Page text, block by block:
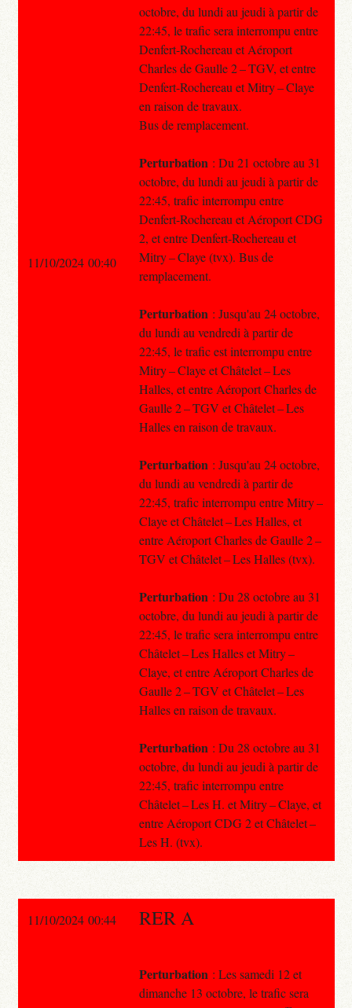
octobre, du lundi au jeudi à partir de
22:45, le trafic sera interrompu entre
Denfert-Rochereau et Aéroport
Charles de Gaulle 2 – TGV, et entre
Denfert-Rochereau et Mitry – Claye
en raison de travaux.
Bus de remplacement.
Perturbation : Du 21 octobre au 31
octobre, du lundi au jeudi à partir de
22:45, trafic interrompu entre
Denfert-Rochereau et Aéroport CDG
2, et entre Denfert-Rochereau et
Mitry – Claye (tvx). Bus de
remplacement.
Perturbation : Jusqu'au 24 octobre,
du lundi au vendredi à partir de
22:45, le trafic est interrompu entre
Mitry – Claye et Châtelet – Les
Halles, et entre Aéroport Charles de
Gaulle 2 – TGV et Châtelet – Les
Halles en raison de travaux.
Perturbation : Jusqu'au 24 octobre,
du lundi au vendredi à partir de
22:45, trafic interrompu entre Mitry –
Claye et Châtelet – Les Halles, et
entre Aéroport Charles de Gaulle 2 –
TGV et Châtelet – Les Halles (tvx).
Perturbation : Du 28 octobre au 31
octobre, du lundi au jeudi à partir de
22:45, le trafic sera interrompu entre
Châtelet – Les Halles et Mitry –
Claye, et entre Aéroport Charles de
Gaulle 2 – TGV et Châtelet – Les
Halles en raison de travaux.
Perturbation : Du 28 octobre au 31
octobre, du lundi au jeudi à partir de
22:45, trafic interrompu entre
Châtelet – Les H. et Mitry – Claye, et
entre Aéroport CDG 2 et Châtelet –
Les H. (tvx).
11/10/2024 00:40
11/10/2024 00:44 RER A
Perturbation : Les samedi 12 et
dimanche 13 octobre, le trafic sera